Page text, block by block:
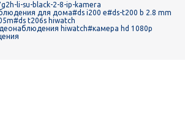
li-su-black-2-8-ip-kamera
для дома#ds i200 e#ds-t200 b 2.8 mm
#ds t206s hiwatch
hiwatch#камера hd 1080p